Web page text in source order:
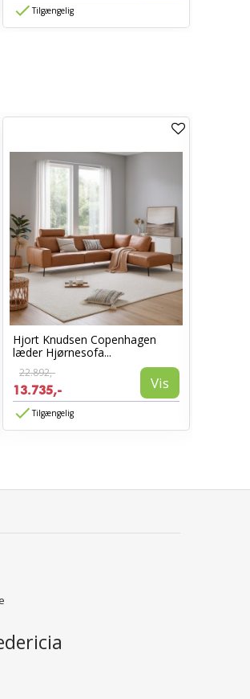
Tilgængelig
Hjort Knudsen Copenhagen
læder Hjørnesofa...
22.892,-
13.735,- Vis
Tilgængelig